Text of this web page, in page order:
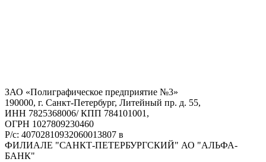
ЗАО «Полиграфическое предприятие №3»
190000, г. Санкт-Петербург, Литейный пр. д. 55,
ИНН 7825368006/ КПП 784101001,
ОГРН 1027809230460
Р/с: 40702810932060013807 в
ФИЛИАЛЕ "САНКТ-ПЕТЕРБУРГСКИЙ" АО "АЛЬФА-
БАНК"